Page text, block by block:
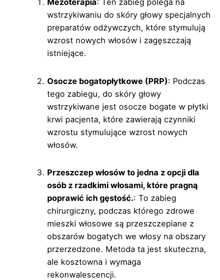
Mezoterapia: Ten zabieg polega na
wstrzykiwaniu do skóry głowy specjalnych
preparatów odżywczych, które stymulują
wzrost nowych włosów i zagęszczają
istniejące.
Osocze bogatopłytkowe (PRP): Podczas
tego zabiegu, do skóry głowy
wstrzykiwane jest osocze bogate w płytki
krwi pacjenta, które zawierają czynniki
wzrostu stymulujące wzrost nowych
włosów.
Przeszczep włosów to jedna z opcji dla
osób z rzadkimi włosami, które pragną
poprawić ich gęstość.: To zabieg
chirurgiczny, podczas którego zdrowe
mieszki włosowe są przeszczepiane z
obszarów bogatych we włosy na obszary
przerzedzone. Metoda ta jest skuteczna,
ale kosztowna i wymaga
rekonwalescencji.